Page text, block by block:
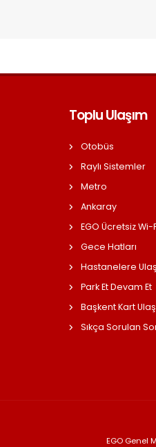
Toplu Ulaşım
Otobüs
Raylı Sistemler
Metro
Ankaray
EGO Ücretsiz Wi-
Gece Hatları
Hastanelere
Park Et Devam Et
Başkent Kart
Sıkça Sorulan
EGO Genel